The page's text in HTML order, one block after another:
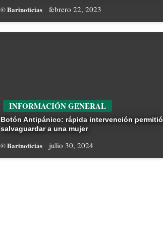
© Barinoticias febrero 22, 2023
INFORMACIÓN GENERAL
Botón Antipánico: rápida intervención permitió
salvaguardar a una mujer
© Barinoticias julio 30, 2024